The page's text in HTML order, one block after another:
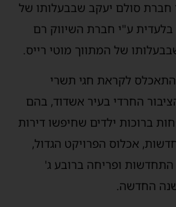
חברת סולם יעקב שבבעלותו של
ע"י חברת השיווק רם
של המתווך מוטי רייס.
לקראת חגי תשרי
החרדי בעיר אשדוד, בהם
ברוכות ילדים שחיפשו דירות
אכלוס הפרויקט הגדול,
ופריחה ברובע ג'
החדשה.